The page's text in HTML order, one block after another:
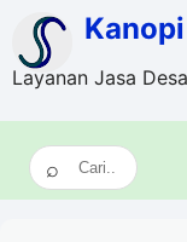
Layanan Jasa